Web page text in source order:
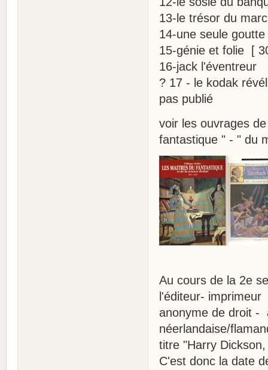
13-le trésor du
14-une seule
15-génie et folie [
16-jack l'éventreur
? 17 - le kodak
pas publié
voir les ouvrages
fantastique " - " du
Au cours de la 2e
l'éditeur-
anonyme de droit -
néerlandaise/
titre "Harry
C'est donc la date